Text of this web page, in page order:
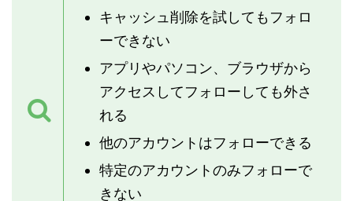
キャッシュ削除を試してもフォロ
ーできない
アプリやパソコン、ブラウザから
アクセスしてフォローしても外さ
れる
他のアカウントはフォローできる
特定のアカウントのみフォローで
きない